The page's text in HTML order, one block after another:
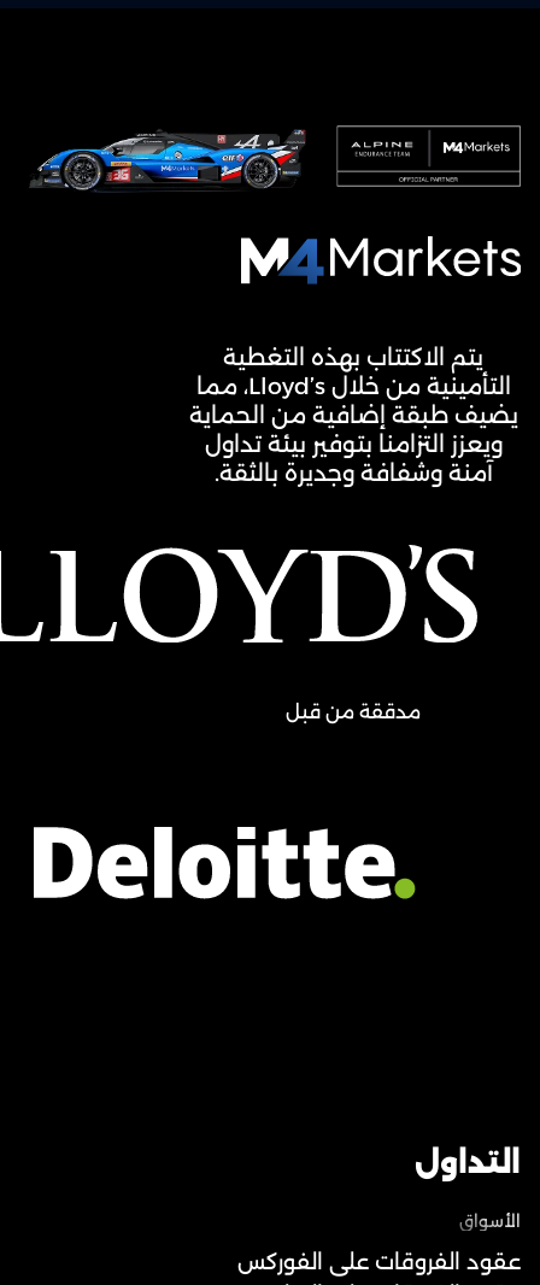
-
تداول
CFD
مرخّص
يتم الاكتتاب بهذه التغطية
التأمينية من خلال Lloyd’s، مما
يضيف طبقة إضافية من الحماية
ويعزز التزامنا بتوفير بيئة تداول
آمنة وشفافة وجديرة بالثقة.
مدققة من قبل
التداول
الأسواق
عقود الفروقات على الفوركس